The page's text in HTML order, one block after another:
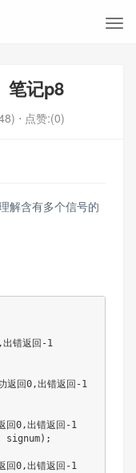
笔记p8
⋅ 点赞:(0)
解含有多个信号的
出错返回-1
返回0,出错返回-1
回0,出错返回-1
回0,出错返回-1